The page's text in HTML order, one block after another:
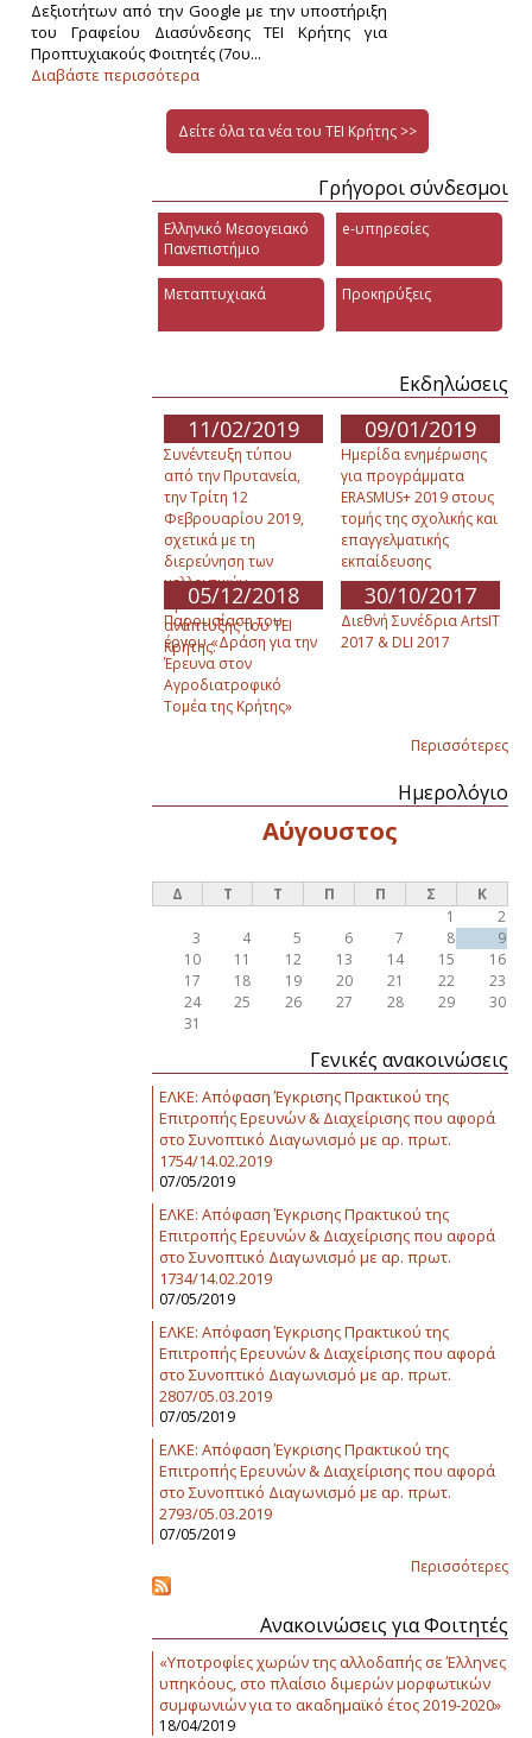
Δεξιοτήτων από την Google με την υποστήριξη
του Γραφείου Διασύνδεσης ΤΕΙ Κρήτης για
Προπτυχιακούς Φοιτητές (7ου...
Διαβάστε περισσότερα
Δείτε όλα τα νέα του ΤΕΙ Κρήτης >>
Γρήγοροι σύνδεσμοι
Ελληνικό Μεσογειακό
Πανεπιστήμιο
e-υπηρεσίες
Μεταπτυχιακά Προκηρύξεις
Εκδηλώσεις
11/02/2019
Συνέντευξη τύπου
από την Πρυτανεία,
την Τρίτη 12
Φεβρουαρίου 2019,
σχετικά με τη
διερεύνηση των
μελλοντικών
προοπτικών
ανάπτυξης του ΤΕΙ
Κρήτης.
09/01/2019
Ημερίδα ενημέρωσης
για προγράμματα
ERASMUS+ 2019 στους
τομής της σχολικής και
επαγγελματικής
εκπαίδευσης
05/12/2018
Παρουσίαση του
έργου «Δράση για την
Έρευνα στον
Αγροδιατροφικό
Τομέα της Κρήτης»
30/10/2017
Διεθνή Συνέδρια ArtsIT
2017 & DLI 2017
Περισσότερες
Ημερολόγιο
Αύγουστος
Δ Τ Τ Π Π Σ
Κ
1
2
3
4 5 6 7 8
9
10
11 12 13 14 15
16
17
18 19 20 21 22
23
24
25 26 27 28 29
30
31
Γενικές ανακοινώσεις
ΕΛΚΕ: Απόφαση Έγκρισης Πρακτικού της
Επιτροπής Ερευνών & Διαχείρισης που αφορά
στο Συνοπτικό Διαγωνισμό με αρ. πρωτ.
1754/14.02.2019
07/05/2019
ΕΛΚΕ: Απόφαση Έγκρισης Πρακτικού της
Επιτροπής Ερευνών & Διαχείρισης που αφορά
στο Συνοπτικό Διαγωνισμό με αρ. πρωτ.
1734/14.02.2019
07/05/2019
ΕΛΚΕ: Απόφαση Έγκρισης Πρακτικού της
Επιτροπής Ερευνών & Διαχείρισης που αφορά
στο Συνοπτικό Διαγωνισμό με αρ. πρωτ.
2807/05.03.2019
07/05/2019
ΕΛΚΕ: Απόφαση Έγκρισης Πρακτικού της
Επιτροπής Ερευνών & Διαχείρισης που αφορά
στο Συνοπτικό Διαγωνισμό με αρ. πρωτ.
2793/05.03.2019
07/05/2019
Περισσότερες
Ανακοινώσεις για Φοιτητές
«Υποτροφίες χωρών της αλλοδαπής σε Έλληνες
υπηκόους, στο πλαίσιο διμερών μορφωτικών
συμφωνιών για το ακαδημαϊκό έτος 2019-2020»
18/04/2019